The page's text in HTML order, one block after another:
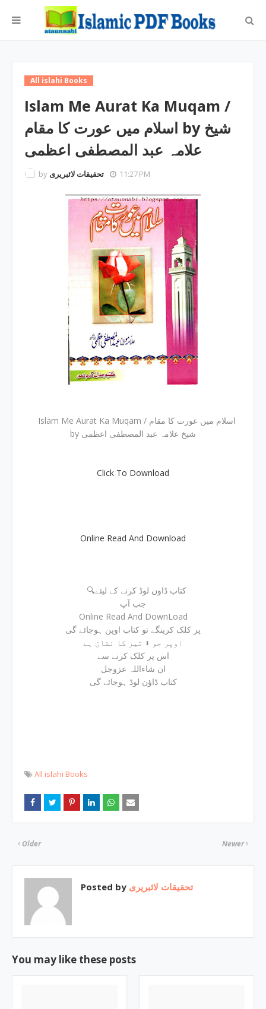
All islahi Books
Islam Me Aurat Ka Muqam /
اسلام میں عورت کا مقام by شیخ
علامہ عبد المصطفی اعظمی
by تحقیقات لائبریری 11:27 PM
Islam Me Aurat Ka Muqam / اسلام میں عورت کا مقام
by شیخ علامہ عبد المصطفی اعظمی
Click To Download
Online Read And Download
🔍کتاب ڈاون لوڈ کرنے کے لیئے
جب آپ
Online Read And DownLoad
پر کلک کرینگے تو کتاب اوپن ہوجائے گی
اوپر جو ⬇ تیر کا نشان ہے
اس پر کلک کرنے سے
ان شاءاللہ عزوجل
کتاب ڈاؤن لوڈ ہوجائے گی
All islahi Books
Newer
Older
Posted by تحقیقات لائبریری
You may like these posts